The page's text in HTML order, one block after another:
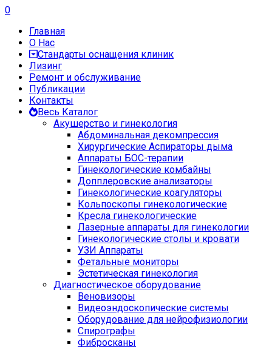
0
Главная
О Нас
Стандарты оснащения клиник
Лизинг
Ремонт и обслуживание
Публикации
Контакты
Весь Каталог
Акушерство и гинекология
Абдоминальная декомпрессия
Хирургические Аспираторы дыма
Аппараты БОС-терапии
Гинекологические комбайны
Допплеровские анализаторы
Гинекологические коагуляторы
Кольпоскопы гинекологические
Кресла гинекологические
Лазерные аппараты для гинекологии
Гинекологические столы и кровати
УЗИ Аппараты
Фетальные мониторы
Эстетическая гинекология
Диагностическое оборудование
Веновизоры
Видеоэндоскопические системы
Оборудование для нейрофизиологии
Спирографы
Фибросканы